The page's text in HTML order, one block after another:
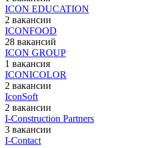
ICON EDUCATION
2 вакансии
ICONFOOD
28 вакансий
ICON GROUP
1 вакансия
ICONICOLOR
2 вакансии
IconSoft
2 вакансии
I-Construction Partners
3 вакансии
I-Contact